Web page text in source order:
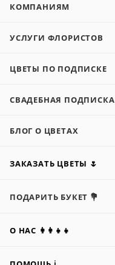
КОМПАНИЯМ
УСЛУГИ ФЛОРИСТОВ
ЦВЕТЫ ПО ПОДПИСКЕ
СВАДЕБНАЯ ПОДПИСКА
БЛОГ О ЦВЕТАХ
ЗАКАЗАТЬ ЦВЕТЫ 🌷
ПОДАРИТЬ БУКЕТ 💐
О НАС 👩‍👩‍👧‍👧